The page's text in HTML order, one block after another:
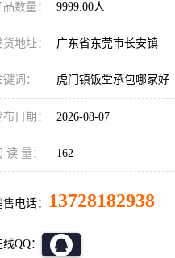
品数量： 9999.00人
货地址： 广东省东莞市长安镇
键词： 虎门镇饭堂承包哪家好
布日期： 2026-08-07
读 量： 162
售电话： 13728182938
QQ：